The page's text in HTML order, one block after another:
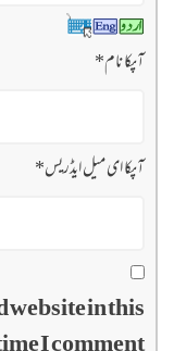
آپکا نام*
آپکا ای میل ایڈریس*
website in this